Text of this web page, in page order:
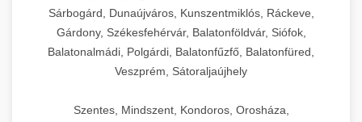
Sárbogárd, Dunaújváros, Kunszentmiklós, Ráckeve,
Gárdony, Székesfehérvár, Balatonföldvár, Siófok,
Balatonalmádi, Polgárdi, Balatonfűzfő, Balatonfüred,
Veszprém, Sátoraljaújhely
Szentes, Mindszent, Kondoros, Orosháza,